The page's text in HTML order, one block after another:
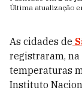
Última atualização
As cidades de
registraram,
temperaturas
Instituto